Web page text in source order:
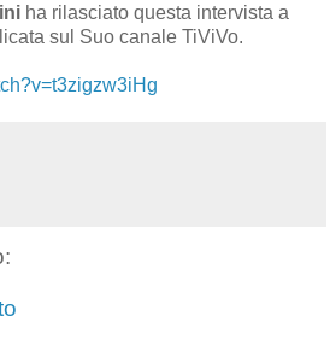
ha rilasciato questa intervista a
sul Suo canale TiViVo.